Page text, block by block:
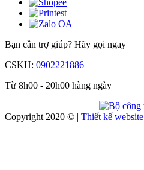
Bạn cần trợ giúp? Hãy gọi ngay
CSKH: 0902221886
Từ 8h00 - 20h00 hàng ngày
Copyright 2020 © | Thiết kế website